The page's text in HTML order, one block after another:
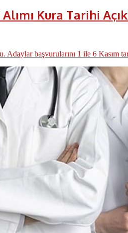
Kura Tarihi
Adaylar başvurularını 1 ile 6 Kasım